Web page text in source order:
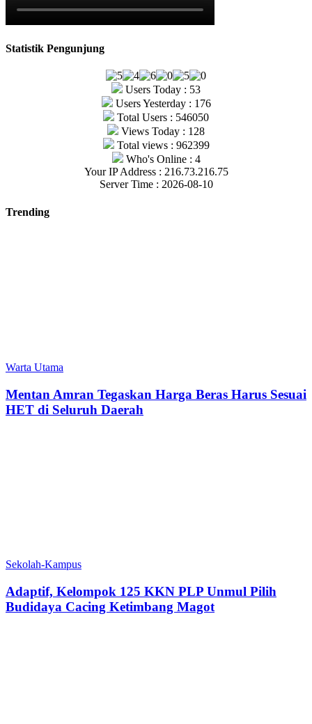
Statistik Pengunjung
Users Today : 53
Users Yesterday : 176
Total Users : 546050
Views Today : 128
Total views : 962399
Who's Online : 4
Your IP Address : 216.73.216.75
Server Time : 2026-08-10
Trending
Warta Utama
Mentan Amran Tegaskan Harga Beras Harus Sesuai
HET di Seluruh Daerah
Sekolah-Kampus
‎Adaptif, Kelompok 125 KKN PLP Unmul Pilih
Budidaya Cacing Ketimbang Magot